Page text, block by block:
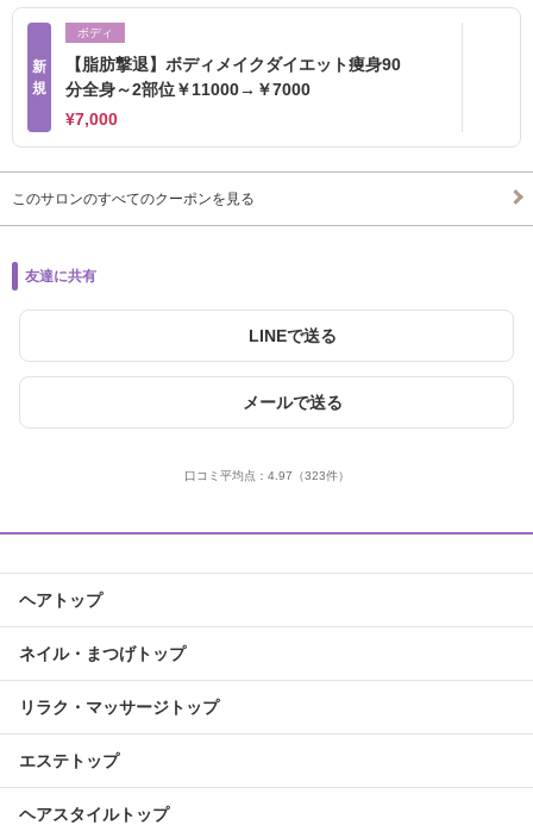
新
規
ボディ
【脂肪撃退】ボディメイクダイエット痩身90
分全身～2部位￥11000→￥7000
¥7,000
このサロンのすべてのクーポンを見る
友達に共有
LINEで送る
メールで送る
口コミ平均点： 4.97 （323件）
ヘアトップ
ネイル・まつげトップ
リラク・マッサージトップ
エステトップ
ヘアスタイルトップ